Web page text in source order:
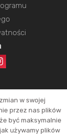
zastrzeżone.
w swojej
przez nas plików
być maksymalnie
używamy plików